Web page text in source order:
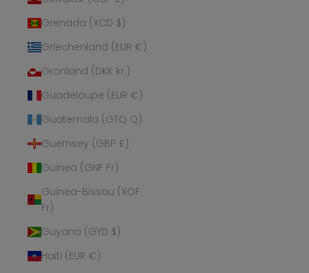
Grenada (XCD $)
Griechenland (EUR €)
Grönland (DKK kr.)
Guadeloupe (EUR €)
Guatemala (GTQ Q)
Guernsey (GBP £)
Guinea (GNF Fr)
Guinea-Bissau (XOF
Fr)
Guyana (GYD $)
Haiti (EUR €)